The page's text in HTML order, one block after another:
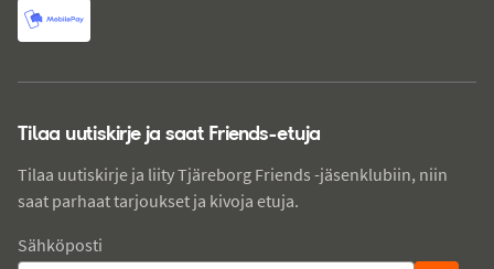
Tilaa uutiskirje ja saat Friends-etuja
Tilaa uutiskirje ja liity Tjäreborg Friends -jäsenklubiin, niin
saat parhaat tarjoukset ja kivoja etuja.
Sähköposti